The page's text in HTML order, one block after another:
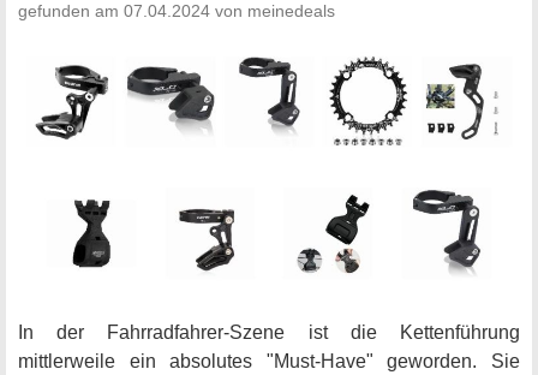
gefunden am 07.04.2024 von meinedeals
In der Fahrradfahrer-Szene ist die Kettenführung
mittlerweile ein absolutes "Must-Have" geworden. Sie